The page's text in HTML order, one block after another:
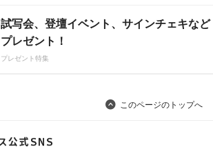
試写会、登壇イベント、サインチェキなど
プレゼント！
プレゼント特集
このページのトップへ